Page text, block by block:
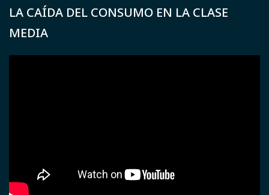
LA CAÍDA DEL CONSUMO EN LA CLASE
MEDIA